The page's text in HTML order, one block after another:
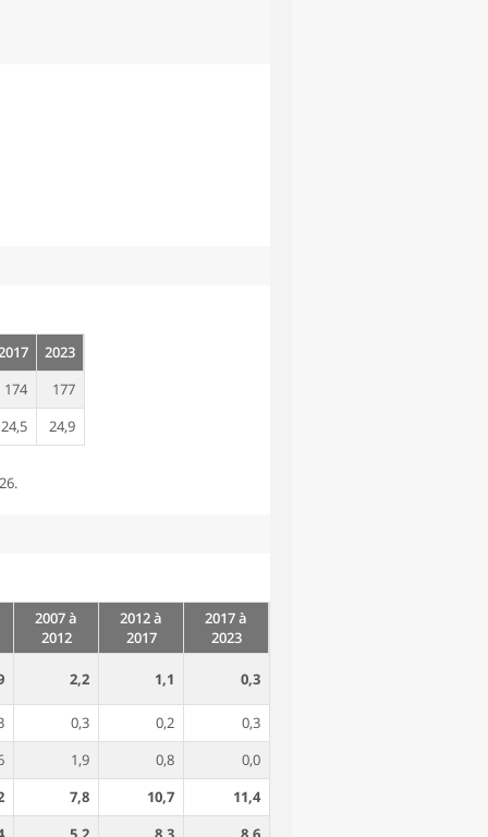
2023
174
177
24,5
24,9
2007 à
2012
2012 à
2017
2017 à
2023
2,2 1,1 0,3
0,3 0,2
0,3
1,9 0,8
0,0
7,8 10,7
11,4